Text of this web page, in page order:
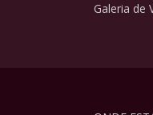
Galeria de